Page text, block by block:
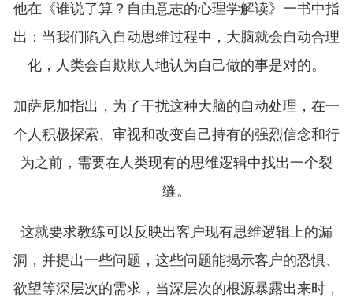
他在《谁说了算？自由意志的心理学解读》一书中指
出：当我们陷入自动思维过程中，大脑就会自动合理
化，人类会自欺欺人地认为自己做的事是对的。
加萨尼加指出，为了干扰这种大脑的自动处理，在一
个人积极探索、审视和改变自己持有的强烈信念和行
为之前，需要在人类现有的思维逻辑中找出一个裂
缝。
这就要求教练可以反映出客户现有思维逻辑上的漏
洞，并提出一些问题，这些问题能揭示客户的恐惧、
欲望等深层次的需求，当深层次的根源暴露出来时，